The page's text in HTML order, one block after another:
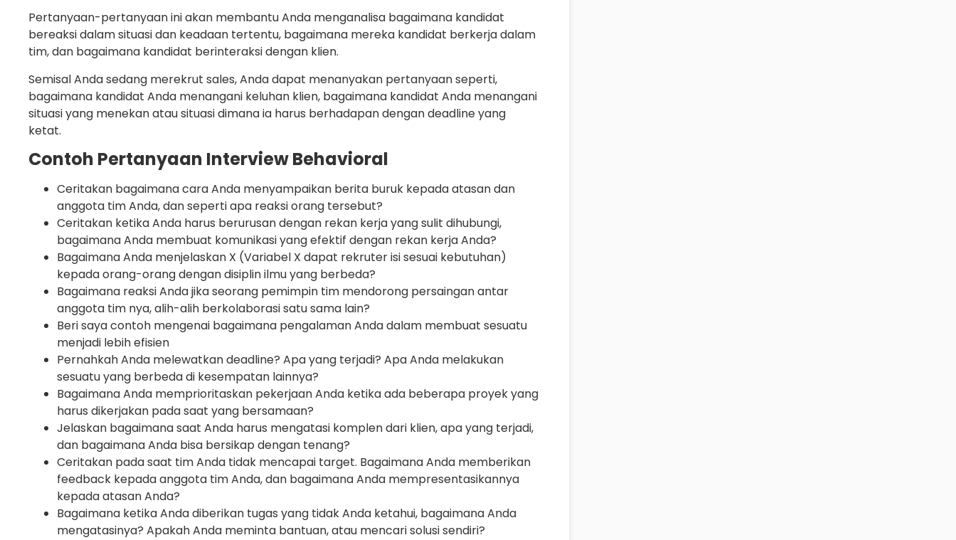
Pertanyaan-pertanyaan ini akan membantu Anda menganalisa bagaimana kandidat
bereaksi dalam situasi dan keadaan tertentu, bagaimana mereka kandidat berkerja dalam
tim, dan bagaimana kandidat berinteraksi dengan klien.
Semisal Anda sedang merekrut sales, Anda dapat menanyakan pertanyaan seperti,
bagaimana kandidat Anda menangani keluhan klien, bagaimana kandidat Anda menangani
situasi yang menekan atau situasi dimana ia harus berhadapan dengan deadline yang
ketat.
Contoh Pertanyaan Interview Behavioral
Ceritakan bagaimana cara Anda menyampaikan berita buruk kepada atasan dan
anggota tim Anda, dan seperti apa reaksi orang tersebut?
Ceritakan ketika Anda harus berurusan dengan rekan kerja yang sulit dihubungi,
bagaimana Anda membuat komunikasi yang efektif dengan rekan kerja Anda?
Bagaimana Anda menjelaskan X (Variabel X dapat rekruter isi sesuai kebutuhan)
kepada orang-orang dengan disiplin ilmu yang berbeda?
Bagaimana reaksi Anda jika seorang pemimpin tim mendorong persaingan antar
anggota tim nya, alih-alih berkolaborasi satu sama lain?
Beri saya contoh mengenai bagaimana pengalaman Anda dalam membuat sesuatu
menjadi lebih efisien
Pernahkah Anda melewatkan deadline? Apa yang terjadi? Apa Anda melakukan
sesuatu yang berbeda di kesempatan lainnya?
Bagaimana Anda memprioritaskan pekerjaan Anda ketika ada beberapa proyek yang
harus dikerjakan pada saat yang bersamaan?
Jelaskan bagaimana saat Anda harus mengatasi komplen dari klien, apa yang terjadi,
dan bagaimana Anda bisa bersikap dengan tenang?
Ceritakan pada saat tim Anda tidak mencapai target. Bagaimana Anda memberikan
feedback kepada anggota tim Anda, dan bagaimana Anda mempresentasikannya
kepada atasan Anda?
Bagaimana ketika Anda diberikan tugas yang tidak Anda ketahui, bagaimana Anda
mengatasinya? Apakah Anda meminta bantuan, atau mencari solusi sendiri?